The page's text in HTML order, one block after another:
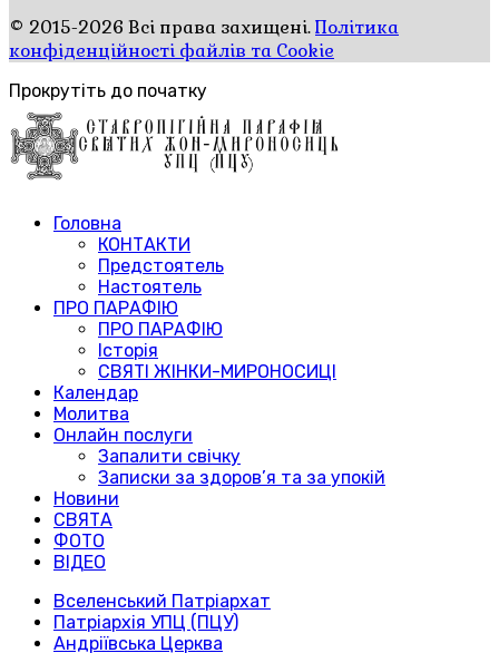
© 2015-2026 Всі права захищені.Політика
конфіденційності файлів та Cookie
Прокрутіть до початку
Головна
КОНТАКТИ
Предстоятель
Настоятель
ПРО ПАРАФІЮ
ПРО ПАРАФІЮ
Історія
СВЯТІ ЖІНКИ-МИРОНОСИЦІ
Календар
Молитва
Онлайн послуги
Запалити свічку
Записки за здоров’я та за упокій
Новини
СВЯТА
ФОТО
ВІДЕО
Вселенський Патріархат
Патріархія УПЦ (ПЦУ)
Андріївська Церква